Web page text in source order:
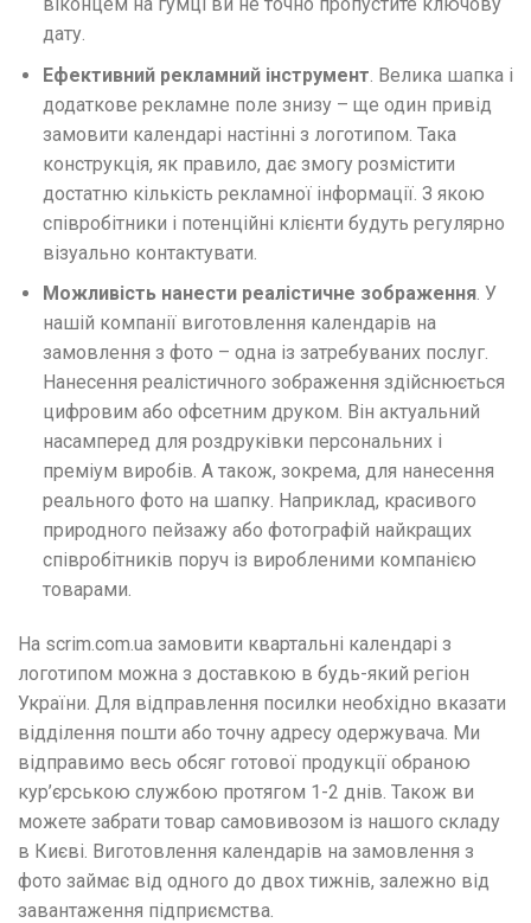
дату.
Ефективний рекламний інструмент . Велика шапка і
додаткове рекламне поле знизу – ще один привід
замовити календарі настінні з логотипом. Така
конструкція, як правило, дає змогу розмістити
достатню кількість рекламної інформації. З якою
співробітники і потенційні клієнти будуть регулярно
візуально контактувати.
Можливість нанести реалістичне зображення. У
нашій компанії виготовлення календарів на
замовлення з фото – одна із затребуваних послуг.
Нанесення реалістичного зображення здійснюється
цифровим або офсетним друком. Він актуальний
насамперед для роздруківки персональних і
преміум виробів. А також, зокрема, для нанесення
реального фото на шапку. Наприклад, красивого
природного пейзажу або фотографій найкращих
співробітників поруч із виробленими компанією
товарами.
На scrim.com.ua замовити квартальні календарі з
логотипом можна з доставкою в будь-який регіон
України. Для відправлення посилки необхідно вказати
відділення пошти або точну адресу одержувача. Ми
відправимо весь обсяг готової продукції обраною
кур’єрською службою протягом 1-2 днів. Також ви
можете забрати товар самовивозом із нашого складу
в Києві. Виготовлення календарів на замовлення з
фото займає від одного до двох тижнів, залежно від
завантаження підприємства.